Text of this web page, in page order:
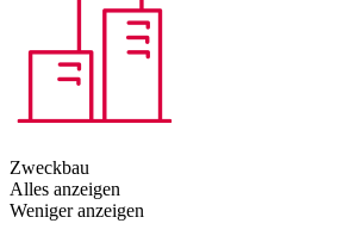
Zweckbau
Alles anzeigen
Weniger anzeigen